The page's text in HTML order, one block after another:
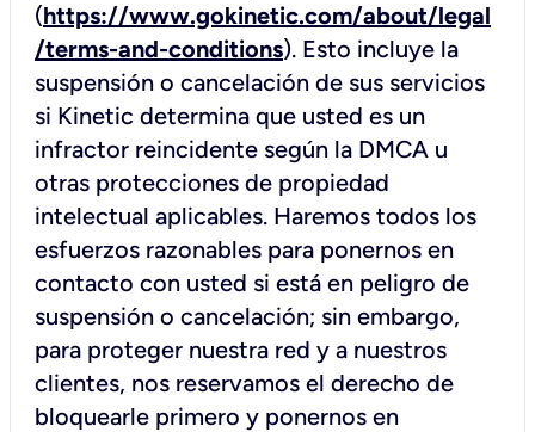
(https://www.gokinetic.com/about/legal
/terms-and-conditions). Esto incluye la
suspensión o cancelación de sus servicios
si Kinetic determina que usted es un
infractor reincidente según la DMCA u
otras protecciones de propiedad
intelectual aplicables. Haremos todos los
esfuerzos razonables para ponernos en
contacto con usted si está en peligro de
suspensión o cancelación; sin embargo,
para proteger nuestra red y a nuestros
clientes, nos reservamos el derecho de
bloquearle primero y ponernos en